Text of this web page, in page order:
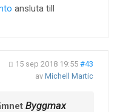
ansluta till
15 sep 2018 19:55 #43
av Michell Martic
Byggmax